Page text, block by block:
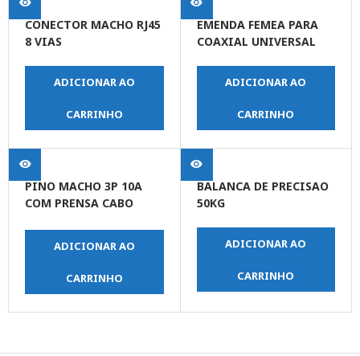
CONECTOR MACHO RJ45
8 VIAS
ADICIONAR AO
CARRINHO
EMENDA FEMEA PARA
COAXIAL UNIVERSAL
ADICIONAR AO
CARRINHO
PINO MACHO 3P 10A
COM PRENSA CABO
ADICIONAR AO
CARRINHO
BALANCA DE PRECISAO
50KG
ADICIONAR AO
CARRINHO